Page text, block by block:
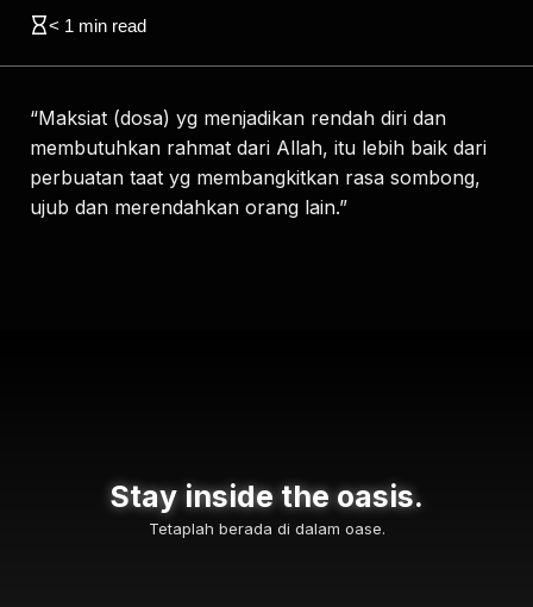
< 1 min read
“Maksiat (dosa) yg menjadikan rendah diri dan
membutuhkan rahmat dari Allah, itu lebih baik dari
perbuatan taat yg membangkitkan rasa sombong,
ujub dan merendahkan orang lain.”
Stay inside the oasis.
Tetaplah berada di dalam oase.